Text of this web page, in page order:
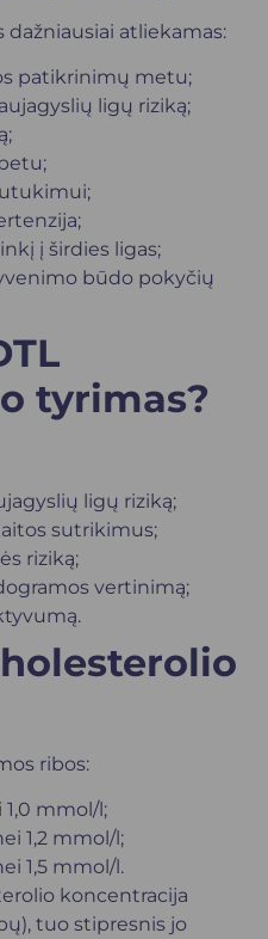
dažniausiai atliekamas:
patikrinimų metu;
ligų riziką;
;
į širdies ligas;
būdo pokyčių
tyrimas?
ligų riziką;
sutrikimus;
riziką;
vertinimą;
ribos:
mmol/l;
1,2 mmol/l;
1,5 mmol/l.
koncentracija
tuo stipresnis jo